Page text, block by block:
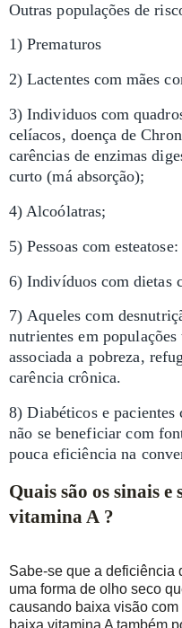
Outras populações de
1) Prematuros
2) Lactentes com mães
3) Individuos com
celíacos, doença de
carências de enzimas
curto (má absorção);
4) Alcoólatras;
5) Pessoas com esteatose:
6) Indivíduos com dietas
7)Aqueles com
nutrientes em
associada a pobreza,
carência crônica.
8) Diabéticos e
não se beneficiar com
pouca eficiência na
Quais são os sinais
vitamina A ?
Sabe-se que a deficiência
uma forma de olho seco
causando baixa visão
baixa vitamina A também